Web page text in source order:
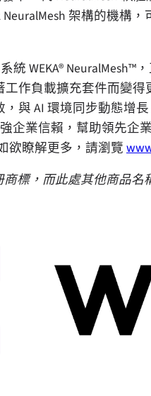
架構的機構，
統 WEKA®
作負載擴充套件而變
與 AI 環境同步動態增
企業信賴，幫助領先企
欲瞭解更多，請瀏覽
商標，而此處其他商品